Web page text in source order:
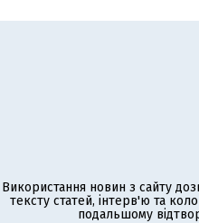
Використання новин з сайту
тексту статей, інтерв'ю та
подальшому